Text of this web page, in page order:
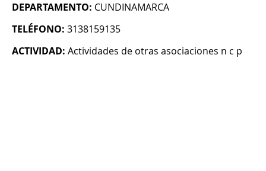
DEPARTAMENTO: CUNDINAMARCA
TELÉFONO: 3138159135
ACTIVIDAD: Actividades de otras asociaciones n c p